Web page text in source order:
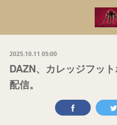
2025.10.11 05:00
DAZN、カレッジフッ
配信。